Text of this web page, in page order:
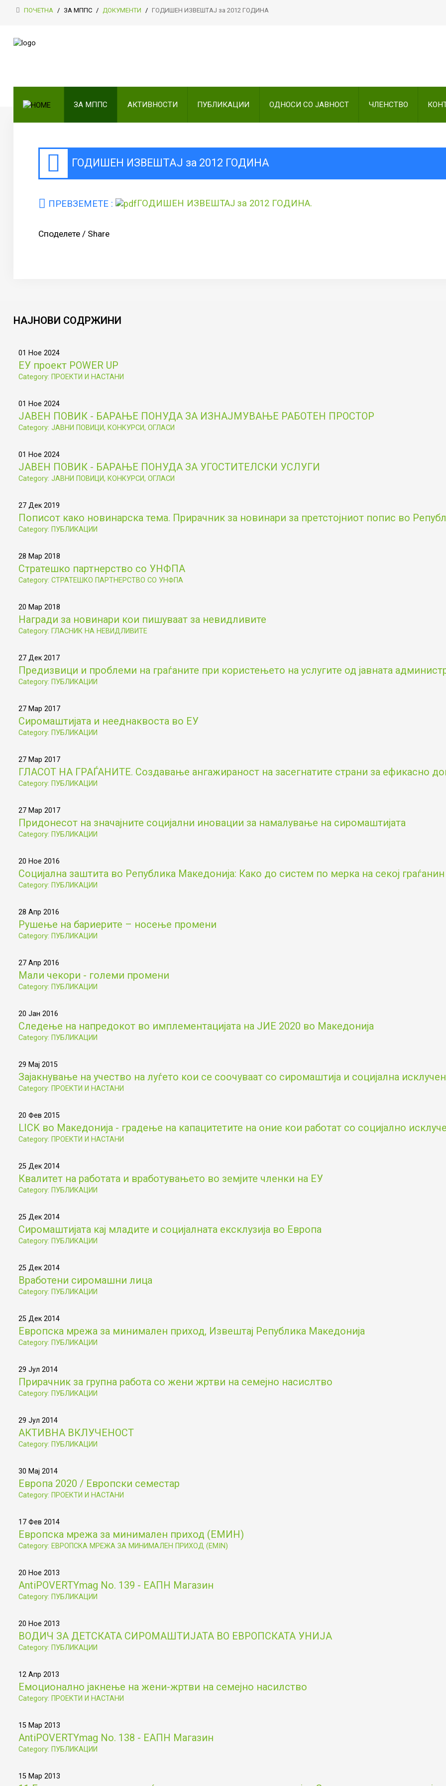
ПОЧЕТНА
КОНТАКТ
ПОЧЕТНА / ЗА МППС / ДОКУМЕНТИ / ГОДИШЕН ИЗВЕШТАЈ за 2012 ГОДИНА
ЗА МППС АКТИВНОСТИ ПУБЛИКАЦИИ ОДНОСИ СО ЈАВНОСТ ЧЛЕНСТВО
ГОДИШЕН ИЗВЕШТАЈ за 2012 ГОДИНА
ПРЕВЗЕМЕТЕ : ГОДИШЕН ИЗВЕШТАЈ за 2012 ГОДИНА.
Споделете / Share
НАЈНОВИ СОДРЖИНИ
01 Ное 2024
ЕУ проект POWER UP
Category: ПРОЕКТИ И НАСТАНИ
01 Ное 2024
ЈАВЕН ПОВИК - БАРАЊЕ ПОНУДА ЗА ИЗНАЈМУВАЊЕ РАБОТЕН ПРОСТОР
Category: ЈАВНИ ПОВИЦИ, КОНКУРСИ, ОГЛАСИ
01 Ное 2024
ЈАВЕН ПОВИК - БАРАЊЕ ПОНУДА ЗА УГОСТИТЕЛСКИ УСЛУГИ
Category: ЈАВНИ ПОВИЦИ, КОНКУРСИ, ОГЛАСИ
27 Дек 2019
Пописот како новинарска тема. Прирачник за новинари за претстојниот попис во
Category: ПУБЛИКАЦИИ
28 Мар 2018
Стратешко партнерство со УНФПА
Category: СТРАТЕШКО ПАРТНЕРСТВО СО УНФПА
20 Мар 2018
Награди за новинари кои пишуваат за невидливите
Category: ГЛАСНИК НА НЕВИДЛИВИТЕ
27 Дек 2017
Предизвици и проблеми на граѓаните при користењето на услугите од јавната
Category: ПУБЛИКАЦИИ
27 Мар 2017
Сиромаштијата и нееднаквоста во ЕУ
Category: ПУБЛИКАЦИИ
27 Мар 2017
ГЛАСОТ НА ГРАЃАНИТЕ. Создавање ангажираност на засегнатите страни за ефикасно
Category: ПУБЛИКАЦИИ
27 Мар 2017
Придонесот на значајните социјални иновации за намалување на сиромаштијата
Category: ПУБЛИКАЦИИ
20 Ное 2016
Социјална заштита во Република Македонија: Како до систем по мерка на секој граѓанин
Category: ПУБЛИКАЦИИ
28 Апр 2016
Рушење на бариерите – носење промени
Category: ПУБЛИКАЦИИ
27 Апр 2016
Мали чекори - големи промени
Category: ПУБЛИКАЦИИ
20 Јан 2016
Следење на напредокот во имплементацијата на ЈИЕ 2020 во Македонија
Category: ПУБЛИКАЦИИ
29 Мај 2015
Зајакнување на учество на луѓето кои се соочуваат со сиромаштија и социјална
Category: ПРОЕКТИ И НАСТАНИ
20 Фев 2015
LICK во Македонија - градење на капацитетите на оние кои работат со социјално
Category: ПРОЕКТИ И НАСТАНИ
25 Дек 2014
Квалитет на работата и вработувањето во земјите членки на ЕУ
Category: ПУБЛИКАЦИИ
25 Дек 2014
Сиромаштијата кај младите и социјалната ексклузија во Европа
Category: ПУБЛИКАЦИИ
25 Дек 2014
Вработени сиромашни лица
Category: ПУБЛИКАЦИИ
25 Дек 2014
Европска мрежа за минимален приход, Извештај Република Македонија
Category: ПУБЛИКАЦИИ
29 Јул 2014
Прирачник за групна работа со жени жртви на семејно насислтво
Category: ПУБЛИКАЦИИ
29 Јул 2014
АКТИВНА ВКЛУЧЕНОСТ
Category: ПУБЛИКАЦИИ
30 Мај 2014
Европа 2020 / Европски семестар
Category: ПРОЕКТИ И НАСТАНИ
17 Фев 2014
Европска мрежа за минимален приход (ЕМИН)
Category: ЕВРОПСКА МРЕЖА ЗА МИНИМАЛЕН ПРИХОД (EMIN)
20 Ное 2013
AntiPOVERTYmag No. 139 - ЕАПН Магазин
Category: ПУБЛИКАЦИИ
20 Ное 2013
ВОДИЧ ЗА ДЕТСКАТА СИРОМАШТИЈАТА ВО ЕВРОПСКАТА УНИЈА
Category: ПУБЛИКАЦИИ
12 Апр 2013
Емоционално јакнење на жени-жртви на семејно насилство
Category: ПРОЕКТИ И НАСТАНИ
15 Мар 2013
AntiPOVERTYmag No. 138 - ЕАПН Магазин
Category: ПУБЛИКАЦИИ
15 Мар 2013